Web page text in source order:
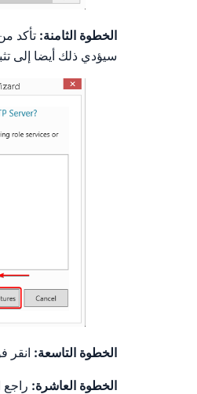
الخطوة الثامنة: تأكد
سيؤدي ذلك أيضا إلى
الخطوة التاسعة: انقر
الخطوة العاشرة: